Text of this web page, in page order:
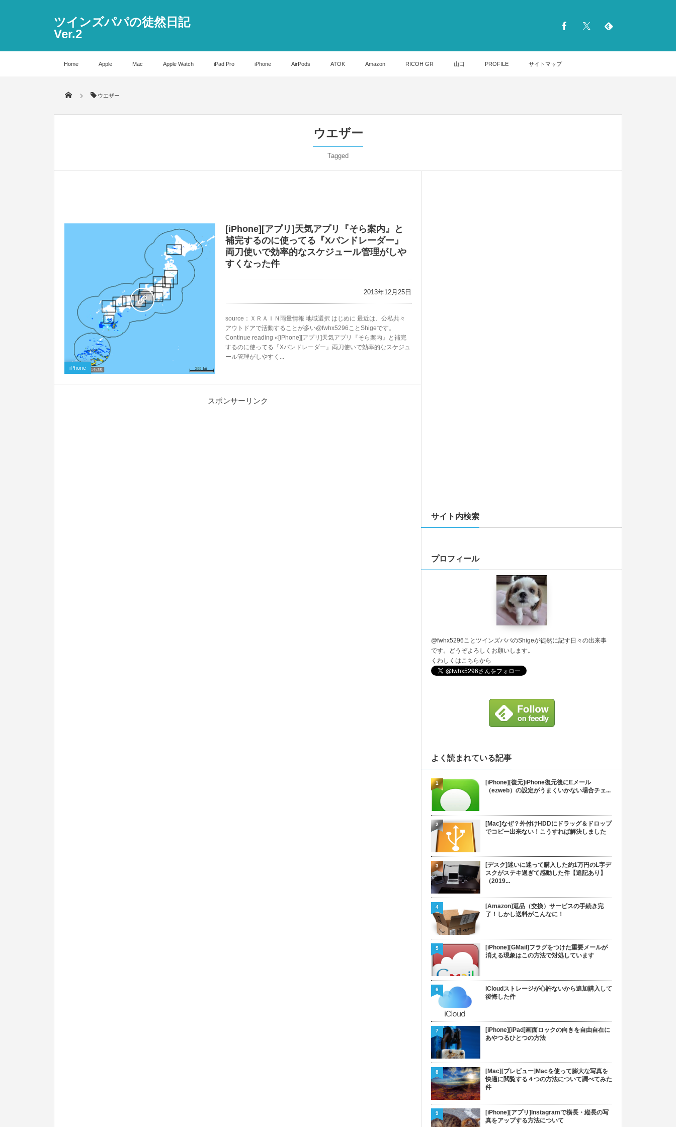
ツインズパパの徒然日記
Ver.2
Home Apple Mac Apple Watch iPad Pro iPhone AirPods ATOK Amazon RICOH GR 山口 PROFILE サイトマップ
ウエザー
ウエザー
Tagged
iPhone
0
[iPhone][アプリ]天気アプリ『そら案内』と
補完するのに使ってる『Xバンドレーダー』
両刀使いで効率的なスケジュール管理がしや
すくなった件
2013年12月25日
source：ＸＲＡＩＮ雨量情報 地域選択 はじめに 最近は、公私共々
アウトドアで活動することが多い@fwhx5296ことShigeです。
Continue reading «[iPhone][アプリ]天気アプリ『そら案内』と補完
するのに使ってる『Xバンドレーダー』両刀使いで効率的なスケジュ
ール管理がしやすく...
スポンサーリンク
サイト内検索
プロフィール
@fwhx5296ことツインズパパのShigeが徒然に記す日々の出来事
です。どうぞよろしくお願いします。
くわしくはこちらから
よく読まれている記事
[iPhone][復元]iPhone復元後にEメール
（ezweb）の設定がうまくいかない場合チェ...
1
[Mac]なぜ？外付けHDDにドラッグ＆ドロップ
でコピー出来ない！こうすれば解決しました
2
[デスク]迷いに迷って購入した約1万円のL字デ
スクがステキ過ぎて感動した件【追記あり】
（2019...
3
[Amazon]返品（交換）サービスの手続き完
了！しかし送料がこんなに！
4
[iPhone][GMail]フラグをつけた重要メールが
消える現象はこの方法で対処しています
5
iCloudストレージが心許ないから追加購入して
後悔した件
6
[iPhone][iPad]画面ロックの向きを自由自在に
あやつるひとつの方法
7
[Mac][プレビュー]Macを使って膨大な写真を
快適に閲覧する４つの方法について調べてみた
件
8
[iPhone][アプリ]Instagramで横長・縦長の写
真をアップする方法について
9